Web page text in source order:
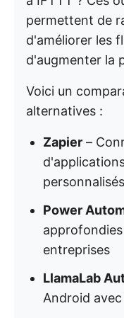
permettent de
d'améliorer les
d'augmenter la
Voici un
alternatives :
Zapier –
personnalisés
Power
entreprises
LlamaLab
Android